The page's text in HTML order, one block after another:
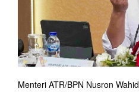
Menteri ATR/BPN Nusron Wahid